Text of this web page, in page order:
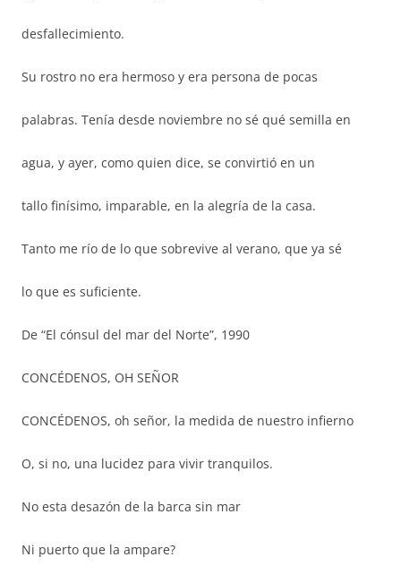
desfallecimiento.
Su rostro no era hermoso y era persona de pocas
palabras. Tenía desde noviembre no sé qué semilla en
agua, y ayer, como quien dice, se convirtió en un
tallo finísimo, imparable, en la alegría de la casa.
Tanto me río de lo que sobrevive al verano, que ya sé
lo que es suficiente.
De “El cónsul del mar del Norte”, 1990
CONCÉDENOS, OH SEÑOR
CONCÉDENOS, oh señor, la medida de nuestro infierno
O, si no, una lucidez para vivir tranquilos.
No esta desazón de la barca sin mar
Ni puerto que la ampare?